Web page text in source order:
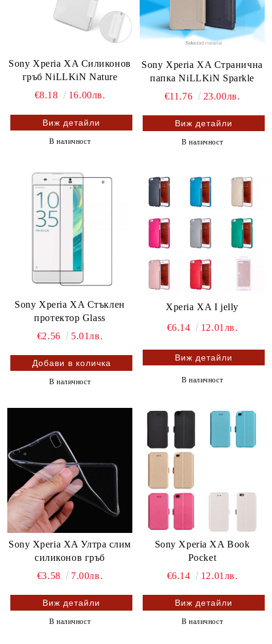
Sony Xperia XA Силиконов
гръб NiLLKiN Nature
€8.18
16.00лв.
Виж детайли
В наличност
Sony Xperia XA Странична
папка NiLLKiN Sparkle
€11.76
23.00лв.
Виж детайли
В наличност
Sony Xperia XA Стъклен
протектор Glass
€2.56
5.01лв.
В наличност
Xperia XA I jelly
€6.14 12.01лв.
Виж детайли
В наличност
Sony Xperia XA Ултра слим
силиконов гръб
€3.58
7.00лв.
Виж детайли
В наличност
Sony Xperia XA Book
Pocket
€6.14
12.01лв.
Виж детайли
В наличност